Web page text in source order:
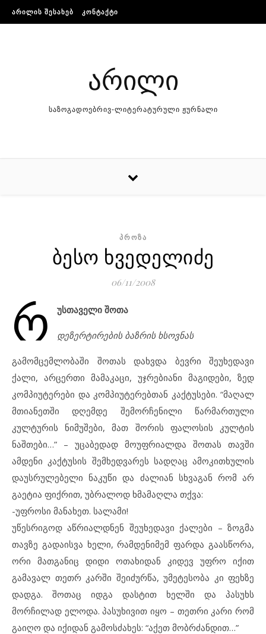
Skip to content
ᲐᲠᲘᲚᲘᲡ ᲨᲔᲡᲐᲮᲔᲑ ᲙᲝᲜᲢᲐᲥᲢᲘ
არილი
საზოგადოებრივ-ლიტერატურული ჟურნალი
ᲞᲠᲝᲖᲐ
ბესო ხვედელიძე
06/11/2008
რ უსთაველი შოთა
დეზერტირების ბაზრის ხსოვნას
გამომცემლობაში შოთას დახვდა ბევრი შეუხედავი
ქალი, არცერთი მამაკაცი, უჯრებიანი მაგიდები, ზედ
კომპიუტერები და კომპიუტერებთან კაქტუსები. “მაღალ
მთიანეთში დღემდე შემორჩენილი წარმართული
კულტურის ნიმუშები, მათ შორის ფალოსის კულტის
ნაშთები…” – უცაბედად მოუფრიალდა შოთას თავში
ამდენი კაქტუსის შემხედვარეს სადღაც ამოკითხულის
დაუსრულებელი ნაკუწი და ძალიან სხვაგან რომ არ
გაეტია ფიქრით, უბრალოდ ხმამაღლა თქვა:
-უფროსი მანახეთ. სალამი!
უწესრიგოდ აწრიალდნენ შეუხედავი ქალები – ზოგმა
თავზე გადაისვა ხელი, რამდენიმემ ფარდა გაასწორა,
ორი მათგანიც დიდი ოთახიდან კიდევ უფრო იქით
გამავალ თეთრ კარში შეიძურწა, უმეტესობა კი ფეხზე
დადგა. შოთაც იდგა დასტით ხელში და პასუხს
მორჩილად ელოდა. პასუხივით იყო – თეთრი კარი რომ
გაიღო და იქიდან გამოსძახეს: “აქეთ მობრძანდით…”